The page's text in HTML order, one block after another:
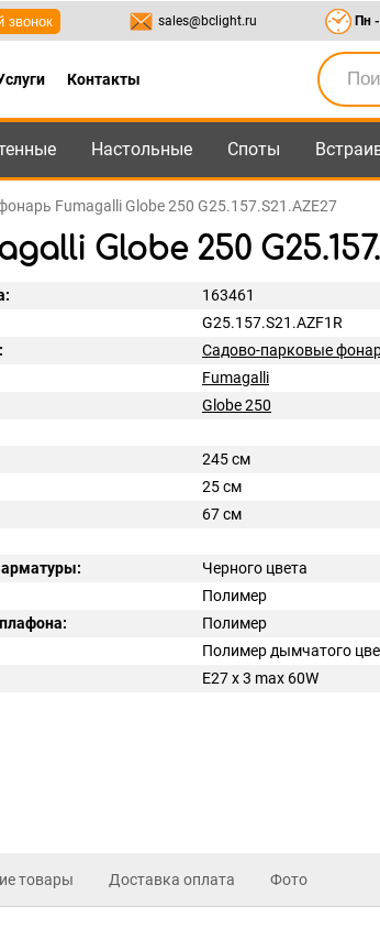
550-95-45 sales@bclight.ru
звонок sales@bclight.ru Пн
Контакты
Настольные Споты
Fumagalli Globe 250 G25.157.S21.AZE27
Globe 250
163461
G25.157.S21.AZF1R
Садово-парковые
Fumagalli
Globe 250
245 см
25 см
67 см
Черного цвета
Полимер
Полимер
Полимер дымчатого
E27 x 3 max 60W
товары Доставка оплата Фото